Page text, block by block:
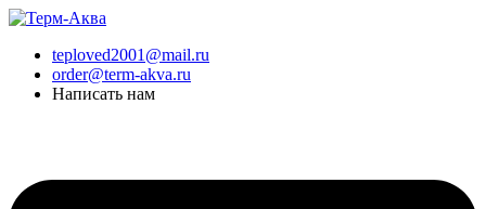
Перейти
содержимому
teploved2001@mail.ru
order@term-akva.ru
Написать нам